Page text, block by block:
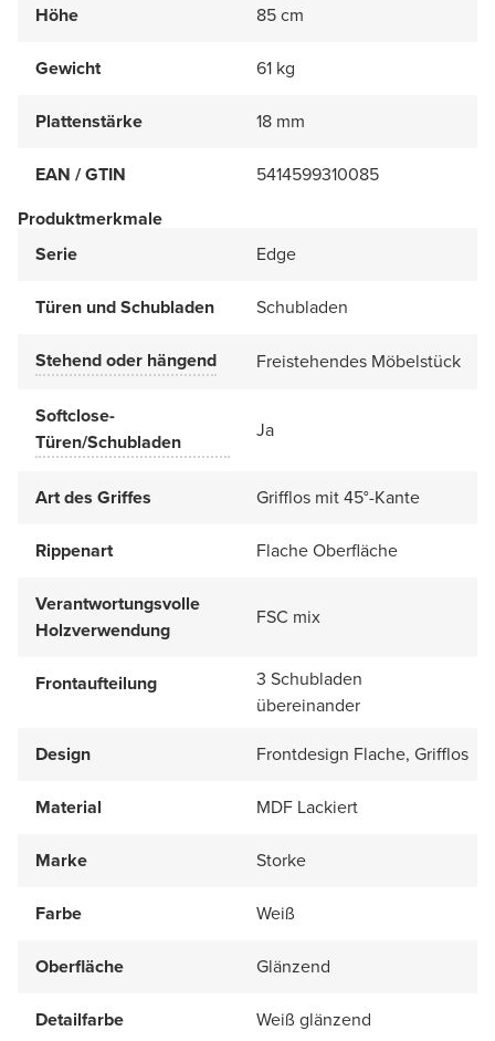
Höhe 85 cm
Gewicht 61 kg
Plattenstärke 18 mm
EAN / GTIN
5414599310085
Produktmerkmale
Serie
Edge
Türen und Schubladen Schubladen
Stehend oder hängend Freistehendes Möbelstück
Softclose-
Türen/Schubladen
Ja
Art des Griffes Grifflos mit 45°-Kante
Rippenart Flache Oberfläche
Verantwortungsvolle
Holzverwendung
FSC mix
Frontaufteilung
3 Schubladen
übereinander
Design
Frontdesign Flache, Grifflos
Material MDF Lackiert
Marke Storke
Farbe Weiß
Oberfläche Glänzend
Detailfarbe Weiß glänzend